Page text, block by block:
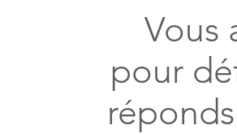
Vous
pour